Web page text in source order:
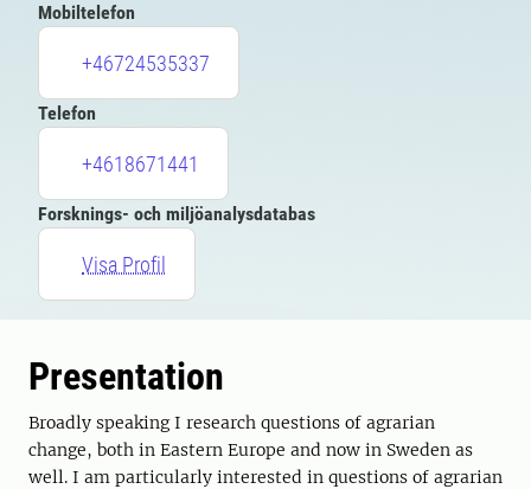
Mobiltelefon
+46724535337
Telefon
+4618671441
Forsknings- och miljöanalysdatabas
Visa Profil
Presentation
Broadly speaking I research questions of agrarian
change, both in Eastern Europe and now in Sweden as
well. I am particularly interested in questions of agrarian